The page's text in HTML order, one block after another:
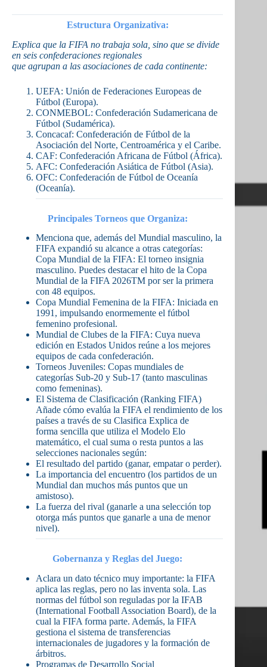
Estructura Organizativa:
Explica que la FIFA no trabaja sola, sino que se divide
en seis confederaciones regionales
que agrupan a las asociaciones de cada continente:
UEFA: Unión de Federaciones Europeas de
Fútbol (Europa).
CONMEBOL: Confederación Sudamericana de
Fútbol (Sudamérica).
Concacaf: Confederación de Fútbol de la
Asociación del Norte, Centroamérica y el Caribe.
CAF: Confederación Africana de Fútbol (África).
AFC: Confederación Asiática de Fútbol (Asia).
OFC: Confederación de Fútbol de Oceanía
(Oceanía).
Principales Torneos que Organiza:
Menciona que, además del Mundial masculino, la
FIFA expandió su alcance a otras categorías:
Copa Mundial de la FIFA: El torneo insignia
masculino. Puedes destacar el hito de la Copa
Mundial de la FIFA 2026TM por ser la primera
con 48 equipos.
Copa Mundial Femenina de la FIFA: Iniciada en
1991, impulsando enormemente el fútbol
femenino profesional.
Mundial de Clubes de la FIFA: Cuya nueva
edición en Estados Unidos reúne a los mejores
equipos de cada confederación.
Torneos Juveniles: Copas mundiales de
categorías Sub-20 y Sub-17 (tanto masculinas
como femeninas).
El Sistema de Clasificación (Ranking FIFA)
Añade cómo evalúa la FIFA el rendimiento de los
países a través de su Clasifica Explica de
forma sencilla que utiliza el Modelo Elo
matemático, el cual suma o resta puntos a las
selecciones nacionales según:
El resultado del partido (ganar, empatar o perder).
La importancia del encuentro (los partidos de un
Mundial dan muchos más puntos que un
amistoso).
La fuerza del rival (ganarle a una selección top
otorga más puntos que ganarle a una de menor
nivel).
Gobernanza y Reglas del Juego:
Aclara un dato técnico muy importante: la FIFA
aplica las reglas, pero no las inventa sola. Las
normas del fútbol son reguladas por la IFAB
(International Football Association Board), de la
cual la FIFA forma parte. Además, la FIFA
gestiona el sistema de transferencias
internacionales de jugadores y la formación de
árbitros.
Programas de Desarrollo Social